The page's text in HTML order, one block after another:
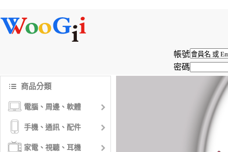
帳號
密碼
商品分類
電腦、周邊、軟體
手機、通訊、配件
家電、視聽、耳機